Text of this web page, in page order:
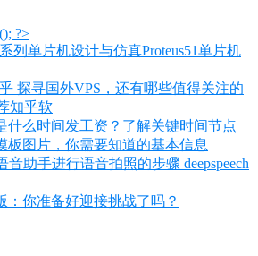
列单片机设计与仿真Proteus51单片机
探寻国外VPS，还有哪些值得关注的
知乎软
什么时间发工资？了解关键时间节点
板图片，你需要知道的基本信息
音助手进行语音拍照的步骤 deepspeech
：你准备好迎接挑战了吗？